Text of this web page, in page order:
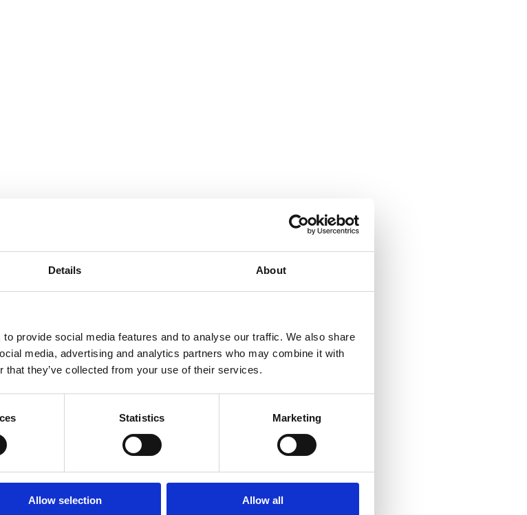
Details About
provide social media features and to analyse our traffic. We also share
media, advertising and analytics partners who may combine it with
that they’ve collected from your use of their services.
Statistics Marketing
Allow selection Allow all